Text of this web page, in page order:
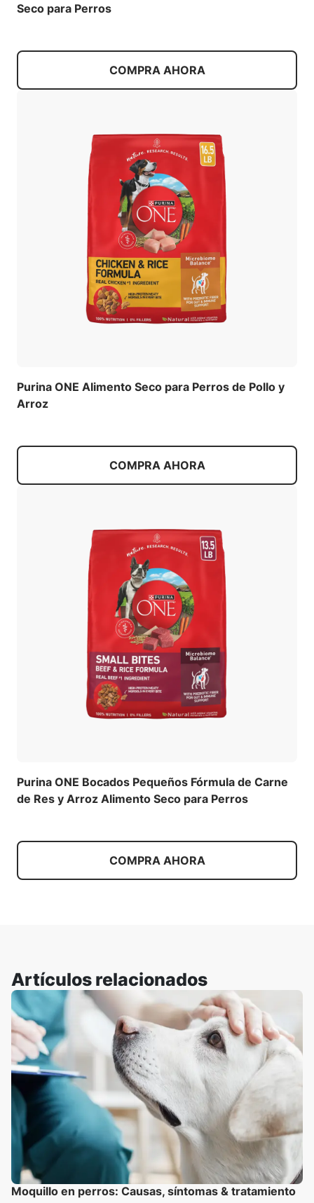
Seco para Perros
COMPRA AHORA
Purina ONE Alimento Seco para Perros de Pollo y
Arroz
COMPRA AHORA
Purina ONE Bocados Pequeños Fórmula de Carne
de Res y Arroz Alimento Seco para Perros
COMPRA AHORA
Artículos relacionados
Moquillo en perros: Causas, síntomas & tratamiento